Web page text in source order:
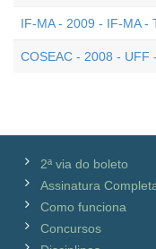
IF-MA - 2009 - IF-MA -
COSEAC - 2008 - UFF
2ª via do boleto
Assinatura
Como funciona
Concursos